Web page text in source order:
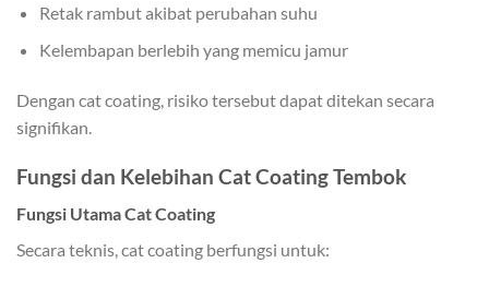
Retak rambut akibat perubahan suhu
Kelembapan berlebih yang memicu jamur
Dengan cat coating, risiko tersebut dapat ditekan secara
signifikan.
Fungsi dan Kelebihan Cat Coating Tembok
Fungsi Utama Cat Coating
Secara teknis, cat coating berfungsi untuk: